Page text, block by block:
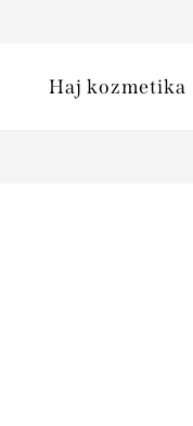
Haj kozmetika